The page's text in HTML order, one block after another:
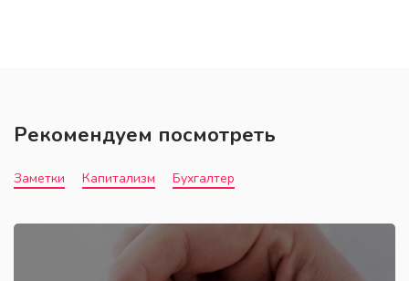
Рекомендуем посмотреть
Заметки Капитализм Бухгалтер